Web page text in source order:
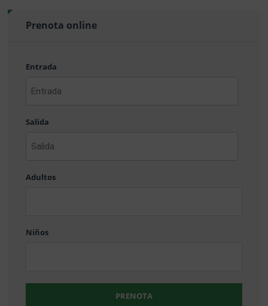
Prenota online
Entrada
MM
Salida
MM
Adultos
Niños
PRENOTA